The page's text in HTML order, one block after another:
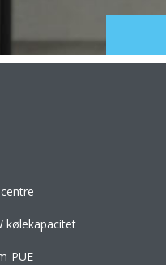
kølekapacitet
PUE